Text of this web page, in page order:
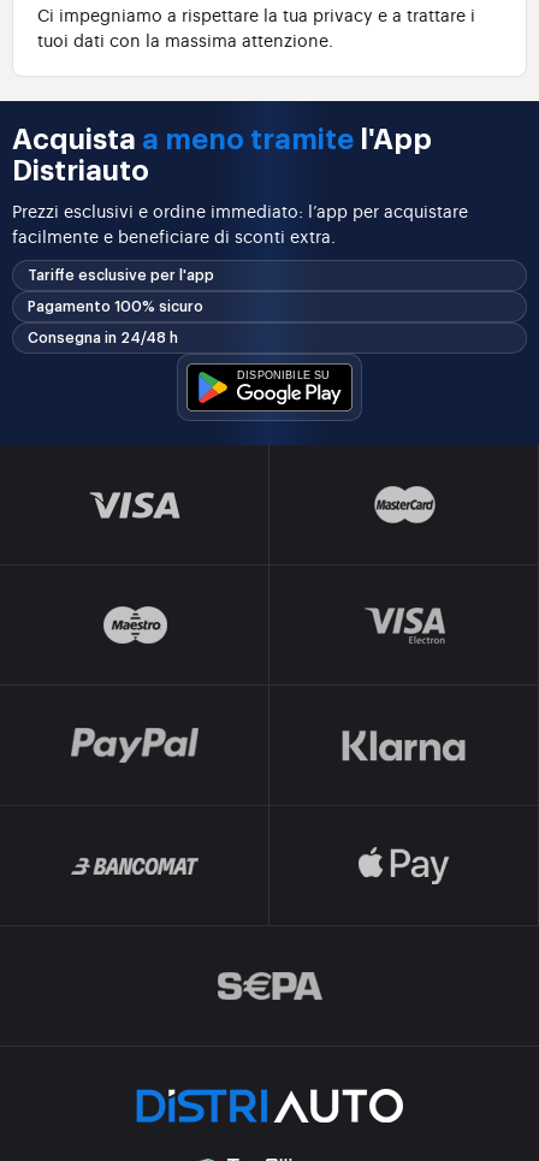
Ci impegniamo a rispettare la tua privacy e a trattare i
tuoi dati con la massima attenzione.
Acquista a meno tramite l'App
Distriauto
Prezzi esclusivi e ordine immediato: l’app per acquistare
facilmente e beneficiare di sconti extra.
Tariffe esclusive per l'app
Pagamento 100% sicuro
Consegna in 24/48 h